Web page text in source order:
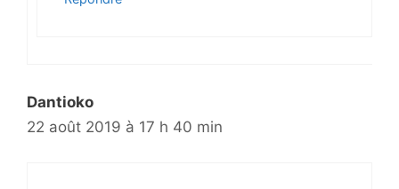
Dantioko
22 août 2019 à 17 h 40 min